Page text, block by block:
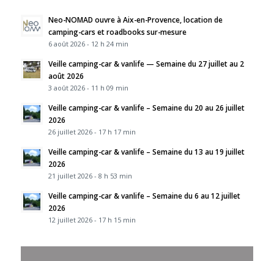
Neo-NOMAD ouvre à Aix-en-Provence, location de
camping-cars et roadbooks sur-mesure
6 août 2026 - 12 h 24 min
Veille camping-car & vanlife — Semaine du 27 juillet au 2
août 2026
3 août 2026 - 11 h 09 min
Veille camping-car & vanlife – Semaine du 20 au 26 juillet
2026
26 juillet 2026 - 17 h 17 min
Veille camping-car & vanlife – Semaine du 13 au 19 juillet
2026
21 juillet 2026 - 8 h 53 min
Veille camping-car & vanlife – Semaine du 6 au 12 juillet
2026
12 juillet 2026 - 17 h 15 min